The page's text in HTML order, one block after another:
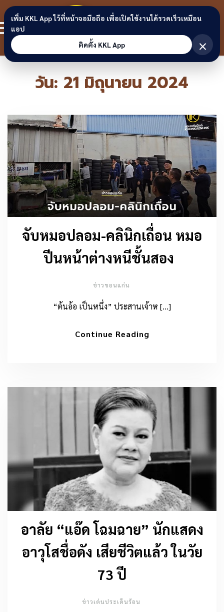
Skip to content
ขอนแก่น
ลิงก์
วัน: 21 มิถุนายน 2024
จับหมอปลอม-คลินิกเถื่อน หมอ
ปีนหน้าต่างหนีชั้นสอง
ข่าวขอนแก่น
“ต้นอ้อ เป็นหนึ่ง” ประสานเจ้าห […]
Continue Reading
อาลัย “แอ๊ด โฉมฉาย” นักแสดง
อาวุโสชื่อดัง เสียชีวิตแล้ว ในวัย
73 ปี
ข่าวเด่นประเด็นร้อน
เพิ่ม KKL App ไว้ที่หน้าจอมือถือ เพื่อเปิดใช้งานได้รวดเร็วเหมือน
แอป
ติดตั้ง KKL App
×